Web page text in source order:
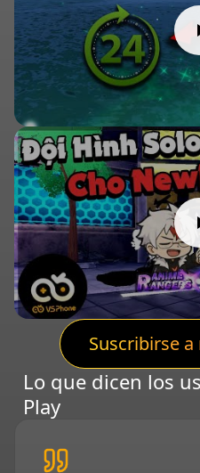
Suscribirse
Lo que dicen los
Play